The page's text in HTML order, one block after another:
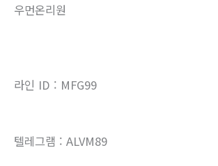
우먼온리원
라인 ID : MFG99
텔레그램 : ALVM89